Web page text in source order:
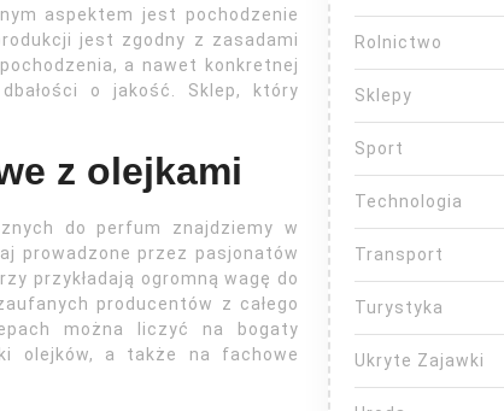
aspektem jest pochodzenie
jest zgodny z zasadami
a nawet konkretnej
o jakość. Sklep, który
z olejkami
do perfum znajdziemy w
prowadzone przez pasjonatów
przykładają ogromną wagę do
producentów z całego
można liczyć na bogaty
olejków, a także na fachowe
Rolnictwo
Sklepy
Sport
Technologia
Transport
Turystyka
Ukryte Zajawki